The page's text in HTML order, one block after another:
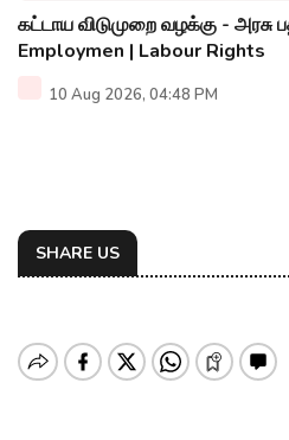
கட்டாய விடுமுறை வழக்கு -
Employmen | Labour Rights
10 Aug 2026, 04:48 PM
SHARE US